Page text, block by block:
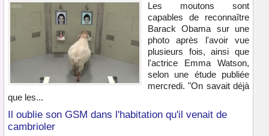
Les moutons sont
capables de reconnaître
Barack Obama sur une
photo après l'avoir vue
plusieurs fois, ainsi que
l'actrice Emma Watson,
selon une étude publiée
mercredi. "On savait déjà
que les...
Il oublie son GSM dans l'habitation qu'il venait de
cambrioler